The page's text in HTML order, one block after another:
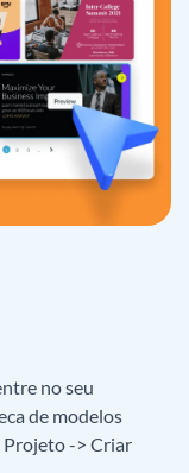
no seu
de modelos
-> Criar